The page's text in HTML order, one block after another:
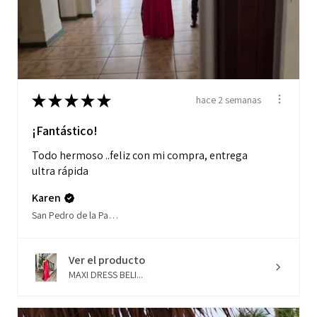
★★★★★ hace 2 semanas
¡Fantástico!
Todo hermoso ..feliz con mi compra, entrega
ultra rápida
Karen
San Pedro de la Paz, Biobío
Ver el producto
MAXI DRESS BELI...